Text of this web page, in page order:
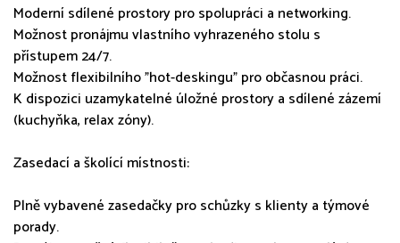
Moderní sdílené prostory pro spolupráci a networking.
Možnost pronájmu vlastního vyhrazeného stolu s
přístupem 24/7.
Možnost flexibilního "hot-deskingu" pro občasnou práci.
K dispozici uzamykatelné úložné prostory a sdílené zázemí
(kuchyňka, relax zóny).
Zasedací a školící místnosti:
Plně vybavené zasedačky pro schůzky s klienty a týmové
porady.